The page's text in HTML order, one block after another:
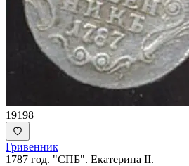
19198
Гривенник
1787 год. "СПБ". Екатерина II.